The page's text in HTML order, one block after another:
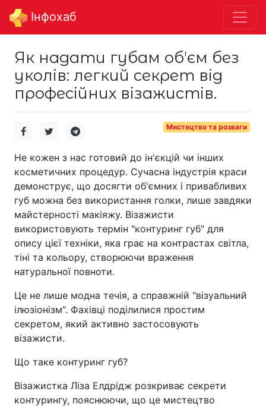
Інфохаб
Як надати губам обʼєм без
уколів: легкий секрет від
професійних візажистів.
Мистецтво та розваги
Не кожен з нас готовий до ін'єкцій чи інших
косметичних процедур. Сучасна індустрія краси
демонструє, що досягти об'ємних і привабливих
губ можна без використання голки, лише завдяки
майстерності макіяжу. Візажисти
використовують термін "контуринг губ" для
опису цієї техніки, яка грає на контрастах світла,
тіні та кольору, створюючи враження
натуральної повноти.
Це не лише модна течія, а справжній "візуальний
ілюзіонізм". Фахівці поділилися простим
секретом, який активно застосовують
візажисти.
Що таке контуринг губ?
Візажистка Ліза Елдрідж розкриває секрети
контурингу, пояснюючи, що це мистецтво